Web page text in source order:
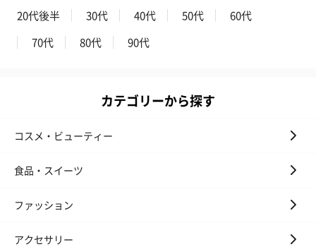
20代後半 30代 40代 50代
60代
70代
80代 90代
カテゴリーから探す
コスメ・ビューティー
食品・スイーツ
ファッション
アクセサリー